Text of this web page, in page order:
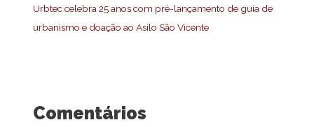
Urbtec celebra 25 anos com pré-lançamento de guia de
urbanismo e doação ao Asilo São Vicente
Comentários